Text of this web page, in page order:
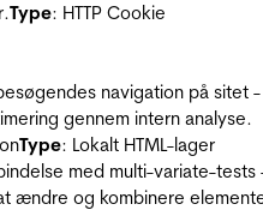
Type: HTTP Cookie
navigation på sitet -
gennem intern analyse.
Type: Lokalt HTML-lager
med multi-variate-tests
ændre og kombinere